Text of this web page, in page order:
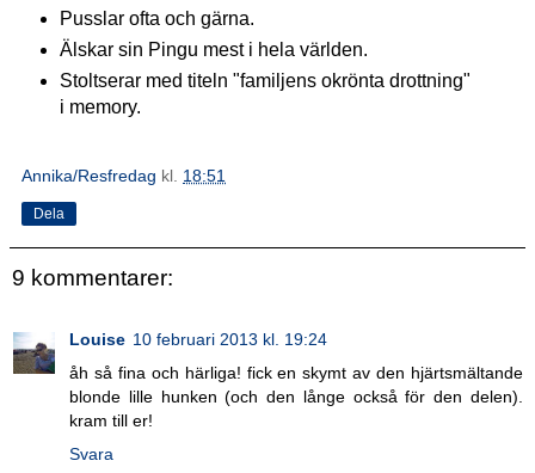
Pusslar ofta och gärna.
Älskar sin Pingu mest i hela världen.
Stoltserar med titeln "familjens okrönta drottning"
i memory.
Annika/Resfredag kl. 18:51
Dela
9 kommentarer:
Louise 10 februari 2013 kl. 19:24
åh så fina och härliga! fick en skymt av den hjärtsmältande
blonde lille hunken (och den långe också för den delen).
kram till er!
Svara